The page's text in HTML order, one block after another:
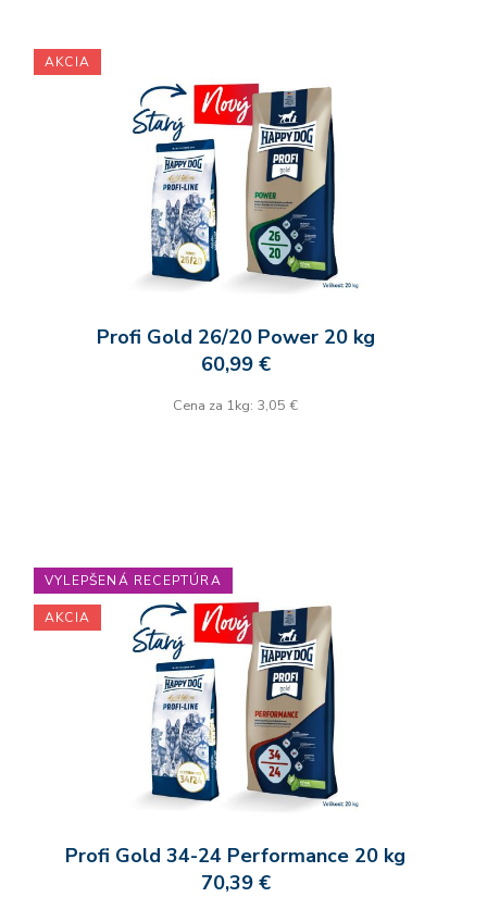
Profi Gold 26/20 Power 20 kg
60,99 €
Cena za 1kg: 3,05 €
AKCIA
Profi Gold 34-24 Performance 20 kg
70,39 €
VYLEPŠENÁ RECEPTÚRA
AKCIA